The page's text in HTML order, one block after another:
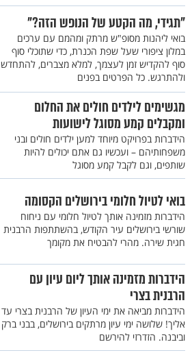
"תגידי, מה הקטע של הנופש הזה?"
בואי ליהנות מסופ"ש מרתק ומהמם עם ערכים
במלון ציפורי שעל שפת הכנרת, כדי שתוכלי סוף
סוף להקדיש זמן לעצמך, למלא מצברים, להתחדש
ולהתרגש. כל הפרטים בפנים
מגשימים לילדים חולים את החלום
ומקבלים קמע מסוגל לישועות
הידברות בפרויקט מיוחד למען ילדים חולים ובני
משפחותיהם – ועכשיו גם אתם יכולים להיות
שותפים, וגם לקבל קמע מסוגל
בואי לטיול חלומי בירושלים הקסומה
הידברות מזמינה אותך לטיול חלומי עם ניחוח
שורשי בירושלים עיר הקודש, בהשתתפות הרבנית
חגית שירה. מהרי להבטיח את מקומך
הידברות מזמינה אותך ליום עיון עם
הרבנית בצרי
הידברות מביאה את ימי העיון של הרבנית בצרי עד
אליך! שלושה ימי עיון מרתקים בירושלים, בבני ברק
וביבנה. הזדרזי להירשם